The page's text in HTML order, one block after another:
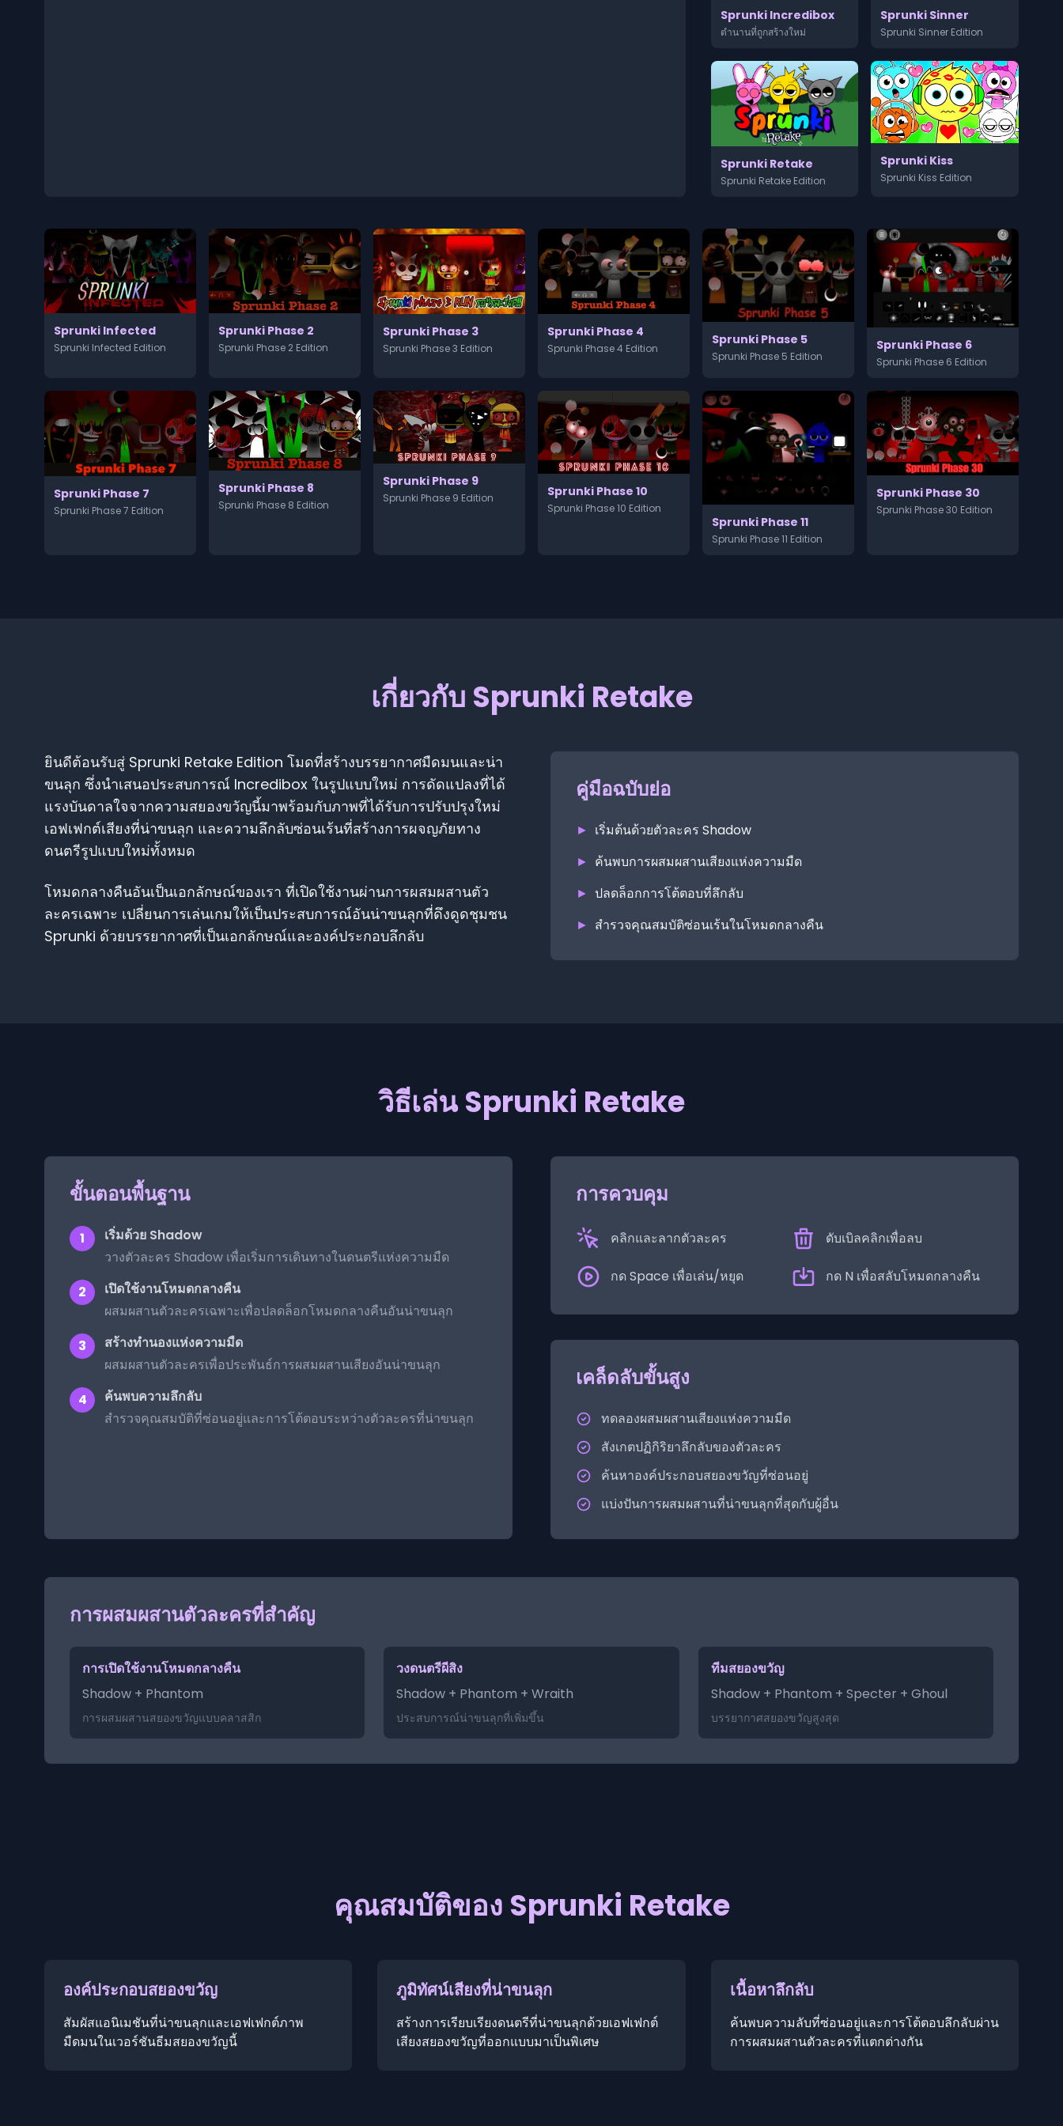
Sprunki Incredibox
ตำนานที่ถูกสร้างใหม่
Sprunki Sinner
Sprunki Sinner Edition
Sprunki Retake
Sprunki Retake Edition
Sprunki Kiss
Sprunki Kiss Edition
Sprunki Infected
Sprunki Infected Edition
Sprunki Phase 2
Sprunki Phase 2 Edition
Sprunki Phase 3
Sprunki Phase 3 Edition
Sprunki Phase 4
Sprunki Phase 4 Edition
Sprunki Phase 5
Sprunki Phase 5 Edition
Sprunki Phase 6
Sprunki Phase 6 Edition
Sprunki Phase 7
Sprunki Phase 7 Edition
Sprunki Phase 8
Sprunki Phase 8 Edition
Sprunki Phase 9
Sprunki Phase 9 Edition Sprunki Phase 10
Sprunki Phase 10 Edition
Sprunki Phase 11
Sprunki Phase 11 Edition
Sprunki Phase 30
Sprunki Phase 30 Edition
เกี่ยวกับ Sprunki Retake
ยินดีต้อนรับสู่ Sprunki Retake Edition โมดที่สร้างบรรยากาศมืดมนและน่า
ขนลุก ซึ่งนำเสนอประสบการณ์ Incredibox ในรูปแบบใหม่ การดัดแปลงที่ได้
แรงบันดาลใจจากความสยองขวัญนี้มาพร้อมกับภาพที่ได้รับการปรับปรุงใหม่
เอฟเฟกต์เสียงที่น่าขนลุก และความลึกลับซ่อนเร้นที่สร้างการผจญภัยทาง
ดนตรีรูปแบบใหม่ทั้งหมด
โหมดกลางคืนอันเป็นเอกลักษณ์ของเรา ที่เปิดใช้งานผ่านการผสมผสานตัว
ละครเฉพาะ เปลี่ยนการเล่นเกมให้เป็นประสบการณ์อันน่าขนลุกที่ดึงดูดชุมชน
Sprunki ด้วยบรรยากาศที่เป็นเอกลักษณ์และองค์ประกอบลึกลับ
คู่มือฉบับย่อ
► เริ่มต้นด้วยตัวละคร Shadow
► ค้นพบการผสมผสานเสียงแห่งความมืด
► ปลดล็อกการโต้ตอบที่ลึกลับ
► สำรวจคุณสมบัติซ่อนเร้นในโหมดกลางคืน
วิธีเล่น Sprunki Retake
ขั้นตอนพื้นฐาน
1
เริ่มด้วย Shadow
วางตัวละคร Shadow เพื่อเริ่มการเดินทางในดนตรีแห่งความมืด
2
เปิดใช้งานโหมดกลางคืน
ผสมผสานตัวละครเฉพาะเพื่อปลดล็อกโหมดกลางคืนอันน่าขนลุก
3
สร้างทำนองแห่งความมืด
ผสมผสานตัวละครเพื่อประพันธ์การผสมผสานเสียงอันน่าขนลุก
4
ค้นพบความลึกลับ
สำรวจคุณสมบัติที่ซ่อนอยู่และการโต้ตอบระหว่างตัวละครที่น่าขนลุก
การควบคุม
คลิกและลากตัวละคร ดับเบิลคลิกเพื่อลบ
กด Space เพื่อเล่น/หยุด กด N เพื่อสลับโหมดกลางคืน
เคล็ดลับขั้นสูง
ทดลองผสมผสานเสียงแห่งความมืด
สังเกตปฏิกิริยาลึกลับของตัวละคร
ค้นหาองค์ประกอบสยองขวัญที่ซ่อนอยู่
แบ่งปันการผสมผสานที่น่าขนลุกที่สุดกับผู้อื่น
การผสมผสานตัวละครที่สำคัญ
การเปิดใช้งานโหมดกลางคืน
Shadow + Phantom
การผสมผสานสยองขวัญแบบคลาสสิก
วงดนตรีผีสิง
Shadow + Phantom + Wraith
ประสบการณ์น่าขนลุกที่เพิ่มขึ้น
ทีมสยองขวัญ
Shadow + Phantom + Specter + Ghoul
บรรยากาศสยองขวัญสูงสุด
คุณสมบัติของ Sprunki Retake
องค์ประกอบสยองขวัญ
สัมผัสแอนิเมชันที่น่าขนลุกและเอฟเฟกต์ภาพ
มืดมนในเวอร์ชันธีมสยองขวัญนี้
ภูมิทัศน์เสียงที่น่าขนลุก
สร้างการเรียบเรียงดนตรีที่น่าขนลุกด้วยเอฟเฟกต์
เสียงสยองขวัญที่ออกแบบมาเป็นพิเศษ
เนื้อหาลึกลับ
ค้นพบความลับที่ซ่อนอยู่และการโต้ตอบลึกลับผ่าน
การผสมผสานตัวละครที่แตกต่างกัน